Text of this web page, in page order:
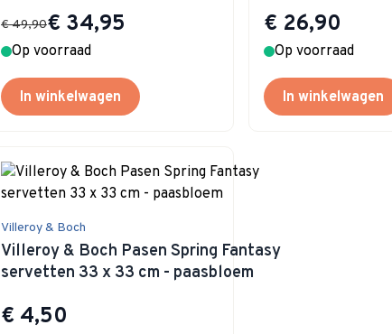
Special Price
€ 34,95
€ 49,90
Op voorraad
In winkelwagen
€ 26,90
Op voorraad
In winkelwagen
Villeroy & Boch
Villeroy & Boch Pasen Spring Fantasy
servetten 33 x 33 cm - paasbloem
€ 4,50